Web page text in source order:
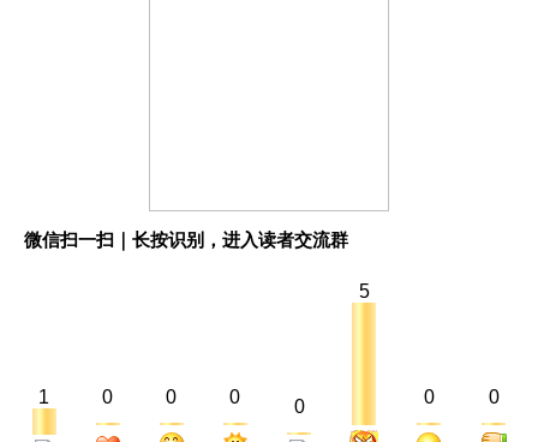
微信扫一扫｜长按识别，进入读者交流群
1 0 0 0 0
5
0 0